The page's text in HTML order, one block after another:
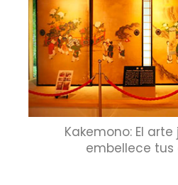
Kakemono: El
embellece tus